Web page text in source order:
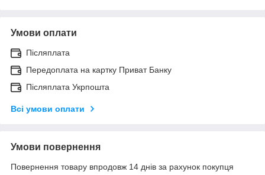
Умови оплати
Післяплата
Передоплата на картку Приват Банку
Післяплата Укрпошта
Всі умови оплати
Умови повернення
Повернення товару впродовж 14 днів за рахунок покупця